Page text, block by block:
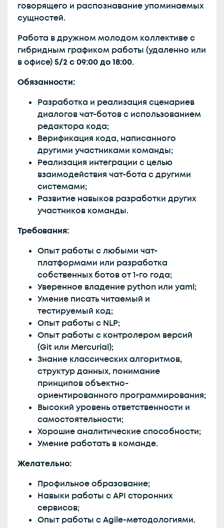
говорящего и распознавание упоминаемых
сущностей.
Работа в дружном молодом коллективе с
гибридным графиком работы (удаленно или
в офисе)5/2 с 09:00 до 18:00.
Обязанности:
Разработка и реализация сценариев
диалогов чат-ботов с использованием
редактора кода;
Верификация кода, написанного
другими участниками команды;
Реализация интеграции с целью
взаимодействия чат-бота с другими
системами;
Развитие навыков разработки других
участников команды.
Требования:
Опыт работы с любыми чат-
платформами или разработка
собственных ботов от 1-го года;
Уверенное владение python или yaml;
Умение писать читаемый и
тестируемый код;
Опыт работы с NLP;
Опыт работы с контролером версий
(Git или Mercurial);
Знание классических алгоритмов,
структур данных, понимание
принципов объектно-
ориентированного программирования;
Высокий уровень ответственности и
самостоятельности;
Хорошие аналитические способности;
Умение работать в команде.
Желательно:
Профильное образование;
Навыки работы с API сторонних
сервисов;
Опыт работы с Agile-методологиями.